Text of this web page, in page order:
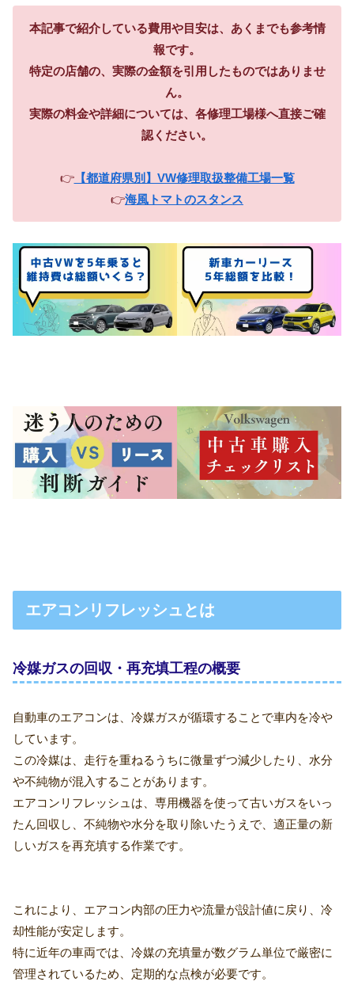
本記事で紹介している費用や目安は、あくまでも参考情
報です。
特定の店舗の、実際の金額を引用したものではありませ
ん。
実際の料金や詳細については、各修理工場様へ直接ご確
認ください。
👉【都道府県別】VW修理取扱整備工場一覧
👉海風トマトのスタンス
エアコンリフレッシュとは
冷媒ガスの回収・再充填工程の概要
自動車のエアコンは、冷媒ガスが循環することで車内を冷や
しています。
この冷媒は、走行を重ねるうちに微量ずつ減少したり、水分
や不純物が混入することがあります。
エアコンリフレッシュは、専用機器を使って古いガスをいっ
たん回収し、不純物や水分を取り除いたうえで、適正量の新
しいガスを再充填する作業です。
これにより、エアコン内部の圧力や流量が設計値に戻り、冷
却性能が安定します。
特に近年の車両では、冷媒の充填量が数グラム単位で厳密に
管理されているため、定期的な点検が必要です。